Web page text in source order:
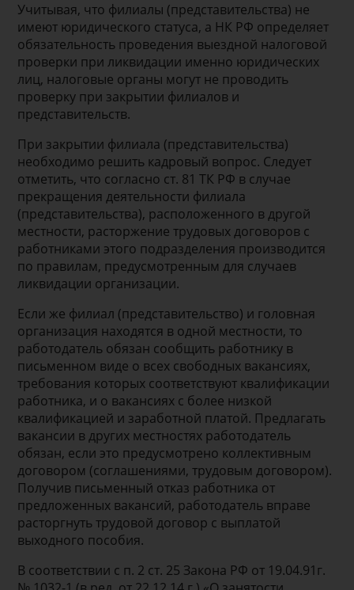
Учитывая, что филиалы (представительства) не
имеют юридического статуса, а НК РФ определяет
обязательность проведения выездной налоговой
проверки при ликвидации именно юридических
лиц, налоговые органы могут не проводить
проверку при закрытии филиалов и
представительств.
При закрытии филиала (представительства)
необходимо решить кадровый вопрос. Следует
отметить, что согласно ст. 81 ТК РФ в случае
прекращения деятельности филиала
(представительства), расположенного в другой
местности, расторжение трудовых договоров с
работниками этого подразделения производится
по правилам, предусмотренным для случаев
ликвидации организации.
Если же филиал (представительство) и головная
организация находятся в одной местности, то
работодатель обязан сообщить работнику в
письменном виде о всех свободных вакансиях,
требования которых соответствуют квалификации
работника, и о вакансиях с более низкой
квалификацией и заработной платой. Предлагать
вакансии в других местностях работодатель
обязан, если это предусмотрено коллективным
договором (соглашениями, трудовым договором).
Получив письменный отказ работника от
предложенных вакансий, работодатель вправе
расторгнуть трудовой договор с выплатой
выходного пособия.
В соответствии с п. 2 ст. 25 Закона РФ от 19.04.91г.